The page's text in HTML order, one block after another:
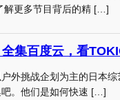
解更多节目背后的精 […]
外挑战企划为主的日本
吧。他们是如何快速 […]